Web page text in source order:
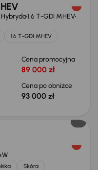
1.6 T-GDI MHEV
1.6 T-GDI MHEV
Cena promocyjna
89 000 zł
Cena po obniżce
93 000 zł
Skóra